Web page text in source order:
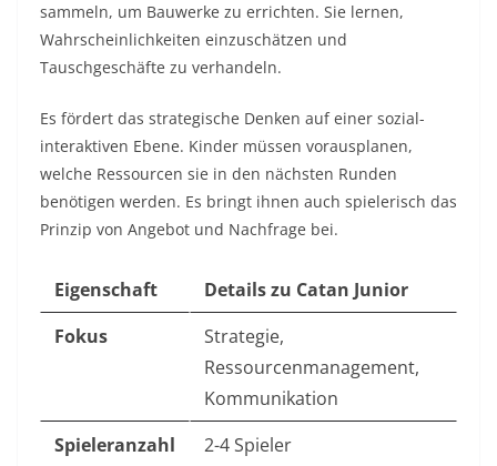
sammeln, um Bauwerke zu errichten. Sie lernen,
Wahrscheinlichkeiten einzuschätzen und
Tauschgeschäfte zu verhandeln.
Es fördert das strategische Denken auf einer sozial-
interaktiven Ebene. Kinder müssen vorausplanen,
welche Ressourcen sie in den nächsten Runden
benötigen werden. Es bringt ihnen auch spielerisch das
Prinzip von Angebot und Nachfrage bei.
Eigenschaft
Details zu Catan Junior
Fokus
Strategie,
Ressourcenmanagement,
Kommunikation
Spieleranzahl
2-4 Spieler